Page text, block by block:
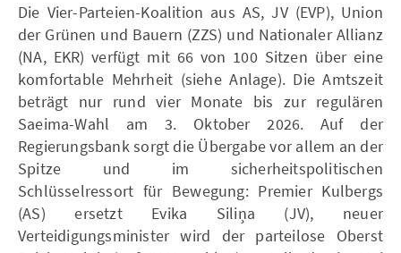
Die Vier-Parteien-Koalition aus AS, JV (EVP), Union
der Grünen und Bauern (ZZS) und Nationaler Allianz
(NA, EKR) verfügt mit 66 von 100 Sitzen über eine
komfortable Mehrheit (siehe Anlage). Die Amtszeit
beträgt nur rund vier Monate bis zur regulären
Saeima-Wahl am 3. Oktober 2026. Auf der
Regierungsbank sorgt die Übergabe vor allem an der
Spitze und im sicherheitspolitischen
Schlüsselressort für Bewegung: Premier Kulbergs
(AS) ersetzt Evika Siliņa (JV), neuer
Verteidigungsminister wird der parteilose Oberst